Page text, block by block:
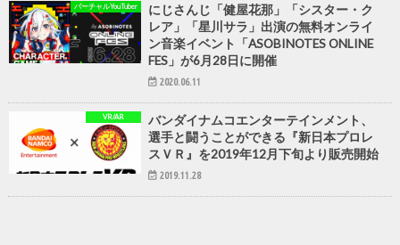
バーチャルYouTuber
にじさんじ「健屋花那」「シスター・ク
レア」「星川サラ」出演の無料オンライ
ン音楽イベント「ASOBINOTES ONLINE
FES」が6月28日に開催
2020.06.11
VR/AR
バンダイナムコエンターテインメント、
選手と闘うことができる『新日本プロレ
スＶＲ』を2019年12月下旬より販売開始
2019.11.28